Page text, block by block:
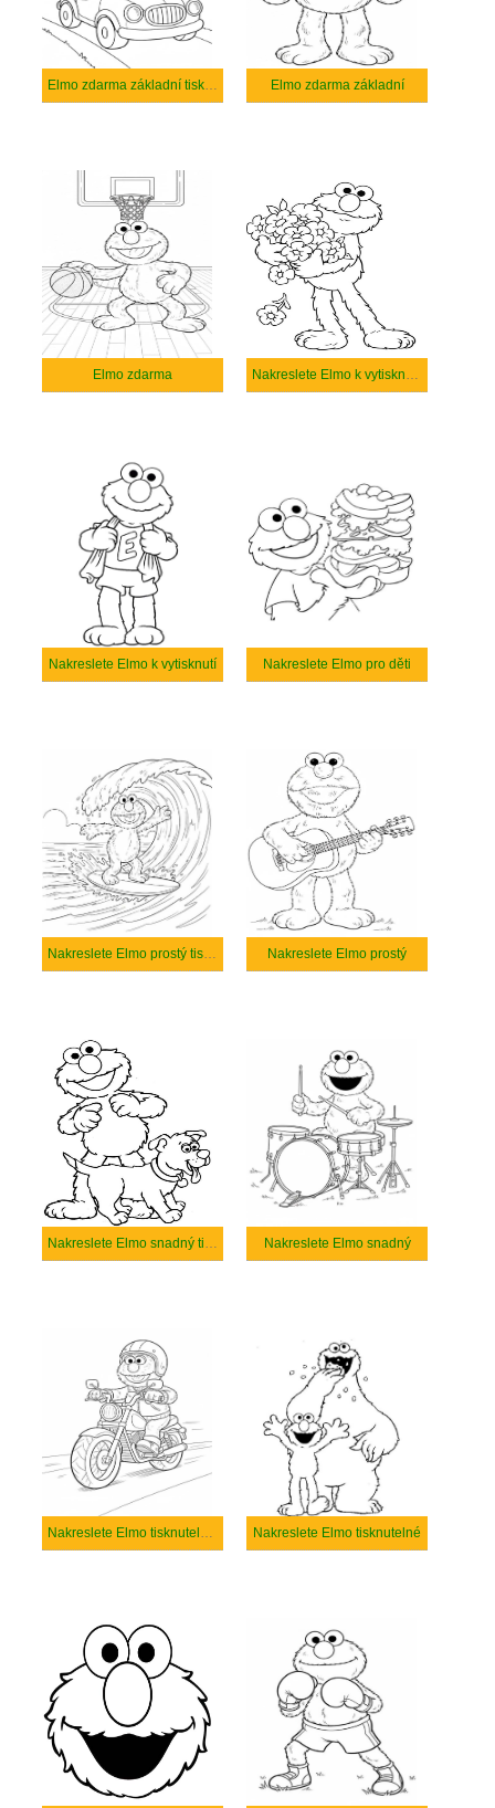
Elmo zdarma základní tisknutelné Elmo zdarma základní
Elmo zdarma Nakreslete Elmo k vytisknutí zdarma
Nakreslete Elmo k vytisknutí Nakreslete Elmo pro děti
Nakreslete Elmo prostý tisknutelné Nakreslete Elmo prostý
Nakreslete Elmo snadný tisknutelné Nakreslete Elmo snadný
Nakreslete Elmo tisknutelné pro děti Nakreslete Elmo tisknutelné